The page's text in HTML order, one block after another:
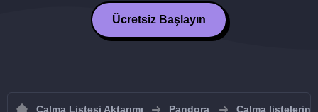
Ücretsiz Başlayın
Çalma Listesi Aktarımı Pandora Çalma listelerini